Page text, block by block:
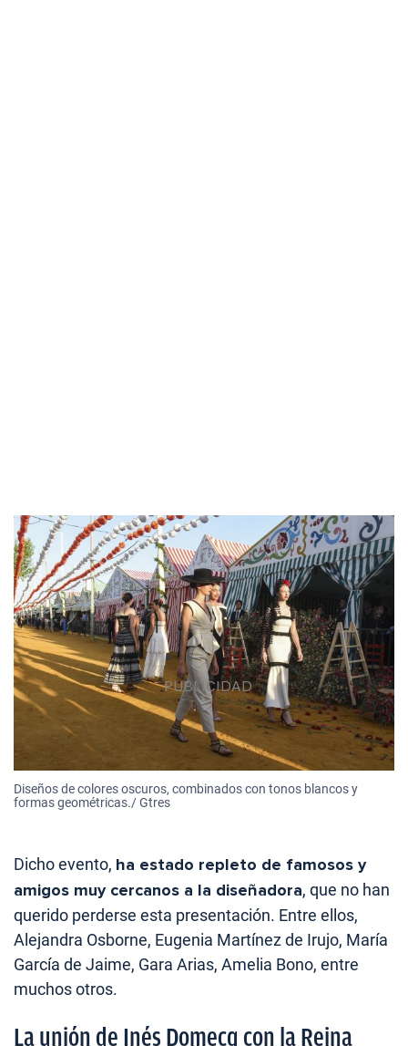
Diseños de colores oscuros, combinados con tonos blancos y
formas geométricas./ Gtres
Dicho evento, ha estado repleto de famosos y
amigos muy cercanos a la diseñadora, que no han
querido perderse esta presentación. Entre ellos,
Alejandra Osborne, Eugenia Martínez de Irujo, María
García de Jaime, Gara Arias, Amelia Bono, entre
muchos otros.
La unión de Inés Domecq con la Reina